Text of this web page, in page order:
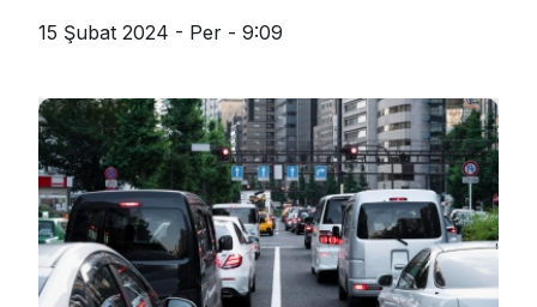
15 Şubat 2024 - Per - 9:09